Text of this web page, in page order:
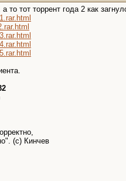
то тот торрент года 2 как
(с) Кинчев